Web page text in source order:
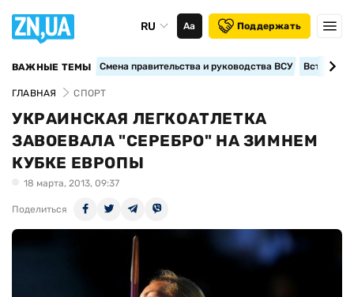
RU Аа Поддержать
ВАЖНЫЕ ТЕМЫ Смена правительства и руководства ВСУ
ГЛАВНАЯ СПОРТ
УКРАИНСКАЯ ЛЕГКОАТЛЕТКА
ЗАВОЕВАЛА "СЕРЕБРО" НА ЗИМНЕМ
КУБКЕ ЕВРОПЫ
18 марта, 2013, 09:37
Поделиться